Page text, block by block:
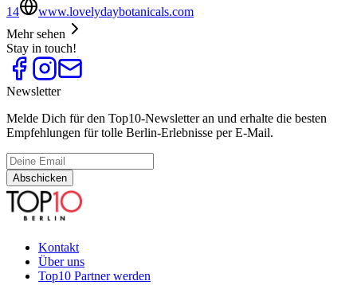
14
www.lovelydaybotanicals.com
Mehr sehen
Stay in touch!
Newsletter
Melde Dich für den Top10-Newsletter an und erhalte die besten
Empfehlungen für tolle Berlin-Erlebnisse per E-Mail.
Abschicken
Kontakt
Über uns
Top10 Partner werden